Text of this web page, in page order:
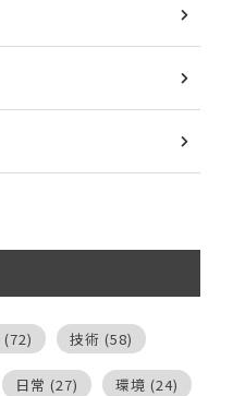
(72) 技術 (58)
日常 (27) 環境 (24)